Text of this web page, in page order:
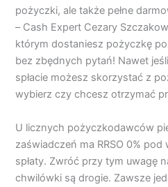
pożyczki, ale także pełne
– Cash Expert Cezary
którym dostaniesz pożyczkę
bez zbędnych pytań! Nawet
spłacie możesz skorzystać z
wybierz czy chcesz otrzymać
U licznych pożyczkodawców
zaświadczeń ma RRSO 0%
spłaty. Zwróć przy tym uwagę
chwilówki są drogie. Zawsze